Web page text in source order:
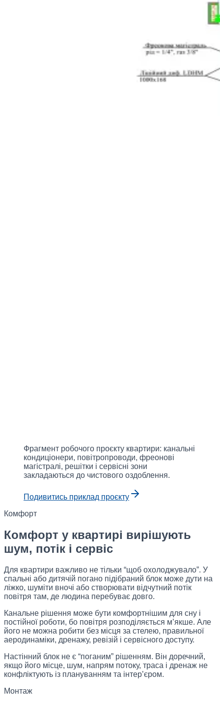
Фрагмент робочого проєкту квартири: канальні
кондиціонери, повітропроводи, фреонові
магістралі, решітки і сервісні зони
закладаються до чистового оздоблення.
Подивитись приклад проєкту
Комфорт
Комфорт у квартирі вирішують
шум, потік і сервіс
Для квартири важливо не тільки “щоб охолоджувало”. У
спальні або дитячій погано підібраний блок може дути на
ліжко, шуміти вночі або створювати відчутний потік
повітря там, де людина перебуває довго.
Канальне рішення може бути комфортнішим для сну і
постійної роботи, бо повітря розподіляється м’якше. Але
його не можна робити без місця за стелею, правильної
аеродинаміки, дренажу, ревізій і сервісного доступу.
Настінний блок не є “поганим” рішенням. Він доречний,
якщо його місце, шум, напрям потоку, траса і дренаж не
конфліктують із плануванням та інтер’єром.
Монтаж